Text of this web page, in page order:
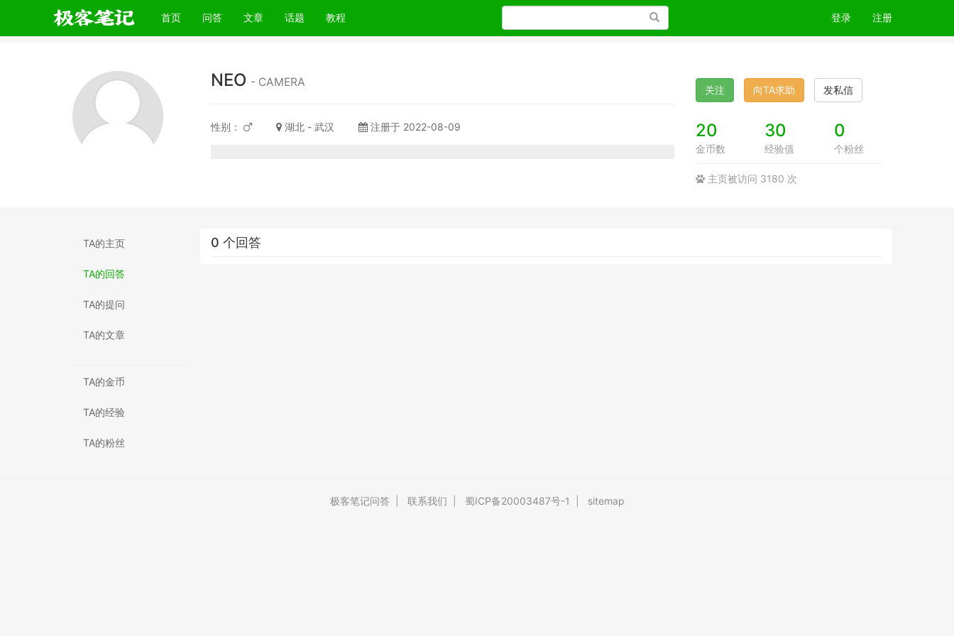
首页(current)
问答 文章 话题 教程 搜索 登录 注册
NEO - CAMERA
性别： 湖北 - 武汉 注册于 2022-08-09
关注 向TA求助 发私信
20
金币数
30
经验值
0
个粉丝
主页被访问 3180 次
TA的主页
TA的回答
TA的提问
TA的文章
TA的金币
TA的经验
TA的粉丝
0 个回答
极客笔记问答 联系我们 蜀ICP备20003487号-1 sitemap